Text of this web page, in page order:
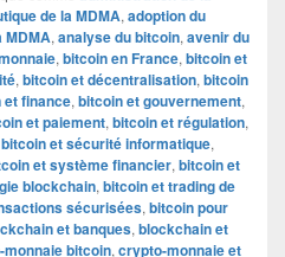
de la MDMA, adoption du
MDMA, analyse du bitcoin, avenir du
, bitcoin en France, bitcoin et
, bitcoin et décentralisation, bitcoin
et finance, bitcoin et gouvernement,
et paiement, bitcoin et régulation,
bitcoin et sécurité informatique,
et système financier, bitcoin et
blockchain, bitcoin et trading de
sécurisées, bitcoin pour
et banques, blockchain et
bitcoin, crypto-monnaie et